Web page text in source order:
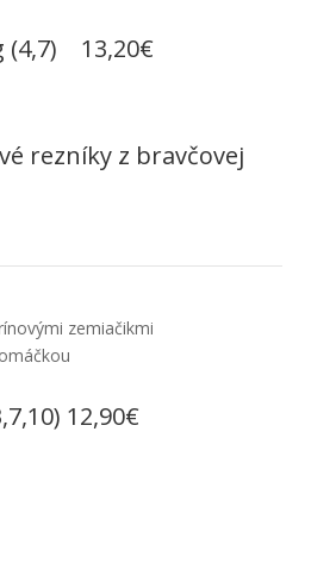
(4,7) 13,20€
rezníky z bravčovej
zemiačikmi
12,90€